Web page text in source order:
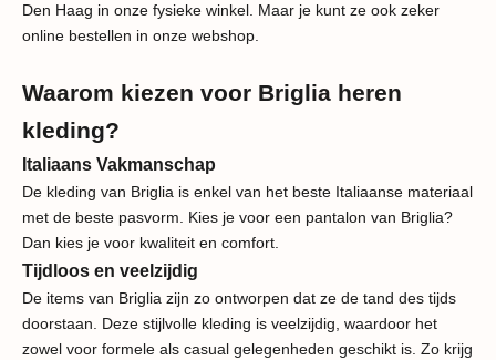
Den Haag in onze fysieke winkel. Maar je kunt ze ook zeker
online bestellen in onze webshop.
Waarom kiezen voor Briglia heren
kleding?
Italiaans Vakmanschap
De kleding van Briglia is enkel van het beste Italiaanse materiaal
met de beste pasvorm. Kies je voor een pantalon van Briglia?
Dan kies je voor kwaliteit en comfort.
Tijdloos en veelzijdig
De items van Briglia zijn zo ontworpen dat ze de tand des tijds
doorstaan. Deze stijlvolle kleding is veelzijdig, waardoor het
zowel voor formele als casual gelegenheden geschikt is. Zo krijg